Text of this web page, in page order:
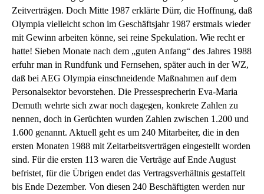
Zeitverträgen. Doch Mitte 1987 erklärte Dürr, die Hoffnung, daß
Olympia vielleicht schon im Geschäftsjahr 1987 erstmals wieder
mit Gewinn arbeiten könne, sei reine Spekulation. Wie recht er
hatte! Sieben Monate nach dem „guten Anfang“ des Jahres 1988
erfuhr man in Rundfunk und Fernsehen, später auch in der WZ,
daß bei AEG Olympia einschneidende Maßnahmen auf dem
Personalsektor bevorstehen. Die Pressesprecherin Eva-Maria
Demuth wehrte sich zwar noch dagegen, konkrete Zahlen zu
nennen, doch in Gerüchten wurden Zahlen zwischen 1.200 und
1.600 genannt. Aktuell geht es um 240 Mitarbeiter, die in den
ersten Monaten 1988 mit Zeitarbeitsverträgen eingestellt worden
sind. Für die ersten 113 waren die Verträge auf Ende August
befristet, für die Übrigen endet das Vertragsverhältnis gestaffelt
bis Ende Dezember. Von diesen 240 Beschäftigten werden nur